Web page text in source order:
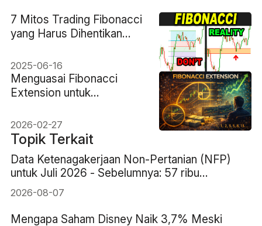
7 Mitos Trading Fibonacci
yang Harus Dihentikan
2025-06-16
Menguasai Fibonacci
Extension untuk
Perdagangan yang Lebih
Cerdas
2026-02-27
Topik Terkait
Data Ketenagakerjaan Non-Pertanian (NFP)
untuk Juli 2026 - Sebelumnya: 57 ribu
Perkiraan: 83 ribu
2026-08-07
Mengapa Saham Disney Naik 3,7% Meski